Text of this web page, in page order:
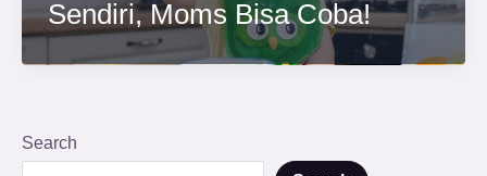
Sendiri, Moms Bisa Coba!
Search